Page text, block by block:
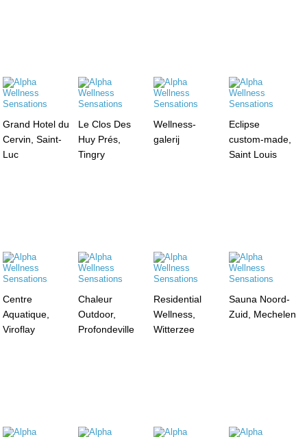
Grand Hotel du
Cervin, Saint-
Luc
Le Clos Des
Huy Prés,
Tingry
Wellness-
galerij
Eclipse
custom-made,
Saint Louis
Centre
Aquatique,
Viroflay
Chaleur
Outdoor,
Profondeville
Residential
Wellness,
Witterzee
Sauna Noord-
Zuid, Mechelen